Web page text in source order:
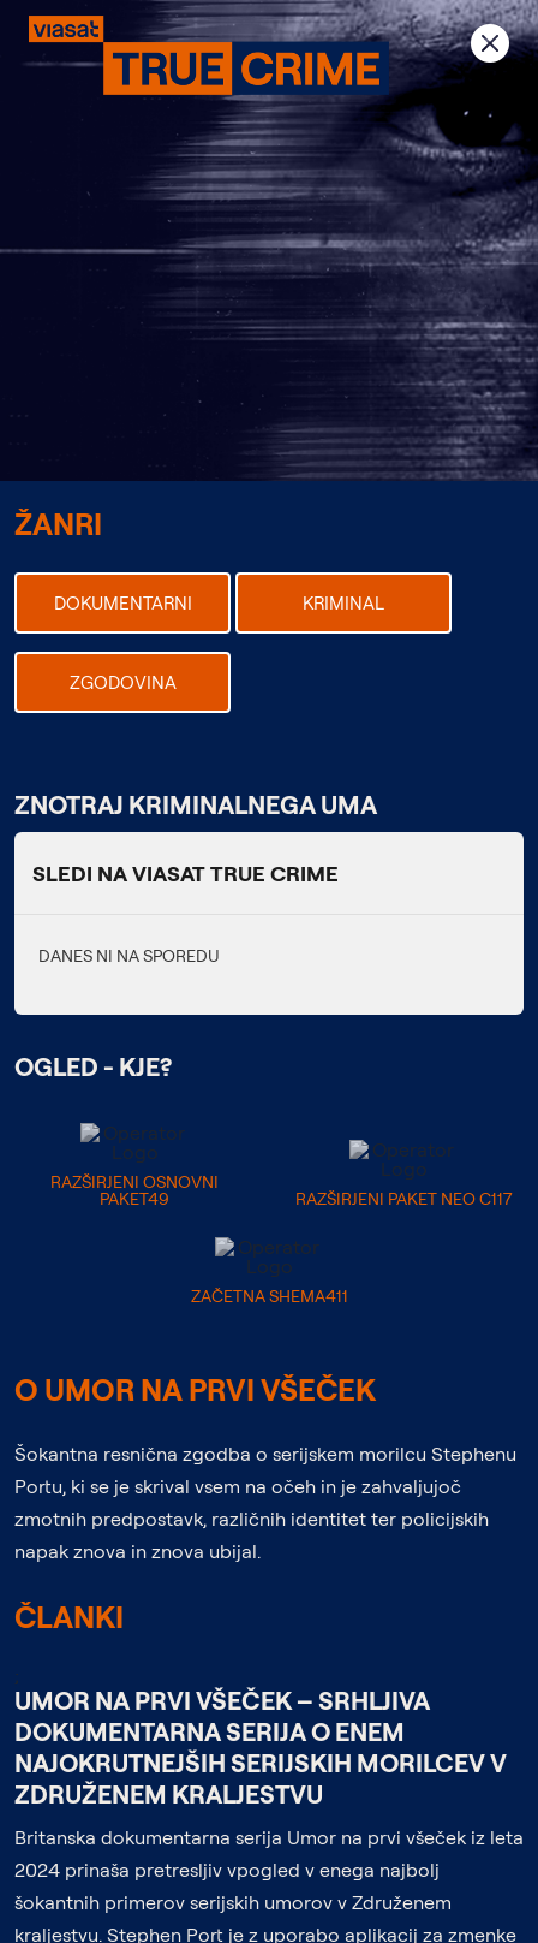
Previous Next
ŽANRI
DOKUMENTARNI KRIMINAL
ZGODOVINA
ZNOTRAJ KRIMINALNEGA UMA
SLEDI NA VIASAT TRUE CRIME
DANES NI NA SPOREDU
OGLED - KJE?
RAZŠIRJENI OSNOVNI
PAKET49
RAZŠIRJENI PAKET NEO C117
ZAČETNA SHEMA411
O UMOR NA PRVI VŠEČEK
Šokantna resnična zgodba o serijskem morilcu Stephenu
Portu, ki se je skrival vsem na očeh in je zahvaljujoč
zmotnih predpostavk, različnih identitet ter policijskih
napak znova in znova ubijal.
ČLANKI
;
UMOR NA PRVI VŠEČEK – SRHLJIVA
DOKUMENTARNA SERIJA O ENEM
NAJOKRUTNEJŠIH SERIJSKIH MORILCEV V
ZDRUŽENEM KRALJESTVU
Britanska dokumentarna serija Umor na prvi všeček iz leta
2024 prinaša pretresljiv vpogled v enega najbolj
šokantnih primerov serijskih umorov v Združenem
kraljestvu. Stephen Port je z uporabo aplikacij za zmenke